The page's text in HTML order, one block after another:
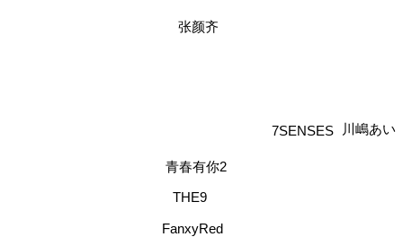
THE9
青春有你2
FanxyRed
7SENSES
张颜齐
川嶋あい